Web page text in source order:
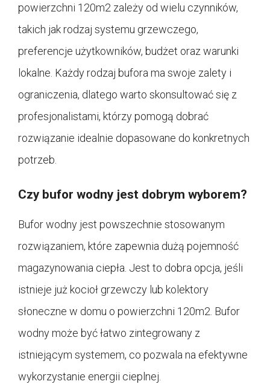
powierzchni 120m2 zależy od wielu czynników,
takich jak rodzaj systemu grzewczego,
preferencje użytkowników, budżet oraz warunki
lokalne. Każdy rodzaj bufora ma swoje zalety i
ograniczenia, dlatego warto skonsultować się z
profesjonalistami, którzy pomogą dobrać
rozwiązanie idealnie dopasowane do konkretnych
potrzeb.
Czy bufor wodny jest dobrym wyborem?
Bufor wodny jest powszechnie stosowanym
rozwiązaniem, które zapewnia dużą pojemność
magazynowania ciepła. Jest to dobra opcja, jeśli
istnieje już kocioł grzewczy lub kolektory
słoneczne w domu o powierzchni 120m2. Bufor
wodny może być łatwo zintegrowany z
istniejącym systemem, co pozwala na efektywne
wykorzystanie energii cieplnej.